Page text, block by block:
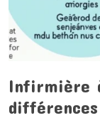
Infirmière